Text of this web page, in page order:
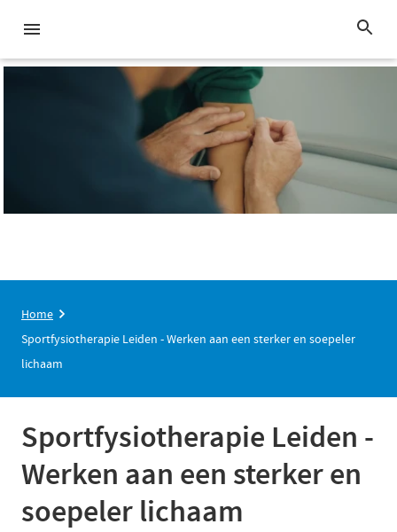
Home
Sportfysiotherapie Leiden - Werken aan een sterker en soepeler
lichaam
Sportfysiotherapie Leiden -
Werken aan een sterker en
soepeler lichaam